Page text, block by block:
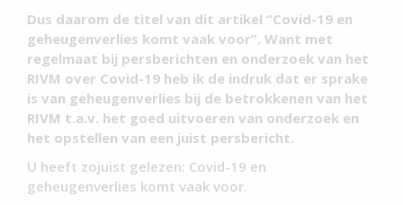
Dus daarom de titel van dit artikel “Covid-19 en
geheugenverlies komt vaak voor”. Want met
regelmaat bij persberichten en onderzoek van het
RIVM over Covid-19 heb ik de indruk dat er sprake
is van geheugenverlies bij de betrokkenen van het
RIVM t.a.v. het goed uitvoeren van onderzoek en
het opstellen van een juist persbericht.
U heeft zojuist gelezen: Covid-19 en
geheugenverlies komt vaak voor.